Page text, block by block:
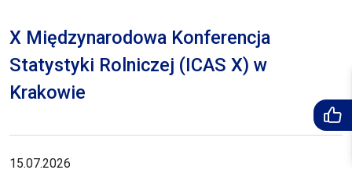
X Międzynarodowa Konferencja
Statystyki Rolniczej (ICAS X) w
Krakowie
15.07.2026